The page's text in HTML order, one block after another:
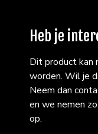
Heb je
Dit product kan
worden. Wil je
Neem dan
en we nemen
op.